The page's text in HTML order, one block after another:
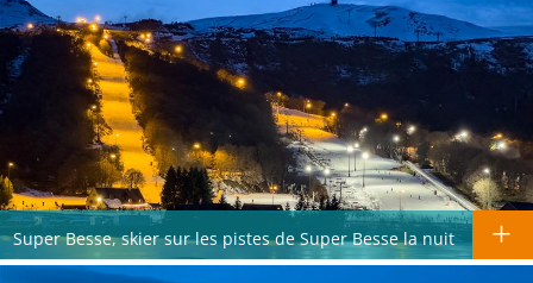
Super Besse, skier sur les pistes de Super Besse la nuit